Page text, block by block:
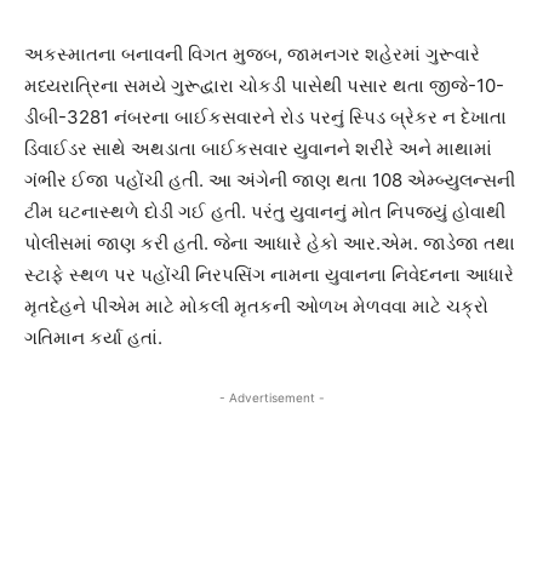
અકસ્માતના બનાવની વિગત મુજબ, જામનગર શહેરમાં ગુરૂવારે
મધ્યરાત્રિના સમયે ગુરૂદ્વારા ચોકડી પાસેથી પસાર થતા જીજે-10-
ડીબી-3281 નંબરના બાઈકસવારને રોડ પરનું સ્પિડ બ્રેકર ન દેખાતા
ડિવાઈડર સાથે અથડાતા બાઈકસવાર યુવાનને શરીરે અને માથામાં
ગંભીર ઈજા પહોંચી હતી. આ અંગેની જાણ થતા 108 એમ્બ્યુલન્સની
ટીમ ઘટનાસ્થળે દોડી ગઈ હતી. પરંતુ યુવાનનું મોત નિપજ્યું હોવાથી
પોલીસમાં જાણ કરી હતી. જેના આધારે હેકો આર.એમ. જાડેજા તથા
સ્ટાફે સ્થળ પર પહોંચી નિરપસિંગ નામના યુવાનના નિવેદનના આધારે
મૃતદેહને પીએમ માટે મોકલી મૃતકની ઓળખ મેળવવા માટે ચક્રો
ગતિમાન કર્યા હતાં.
- Advertisement -